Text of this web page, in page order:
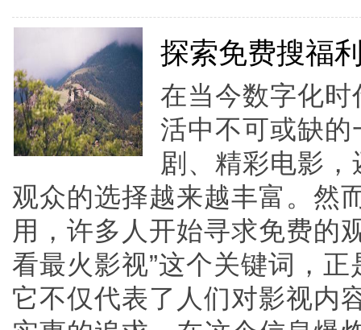
探索免费搜福
在当今数字化
活中不可或缺
剧、精彩电影
观众的选择越来越丰富。然
用，许多人开始寻求免费的
看最火影视”这个关键词，
它不仅代表了人们对影视内